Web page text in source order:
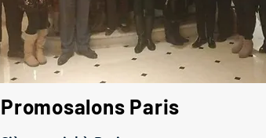
Promosalons Paris